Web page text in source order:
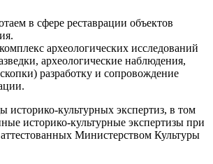
в сфере реставрации объектов
археологических исследований
археологические наблюдения,
разработку и сопровождение
историко-культурных экспертиз, в том
историко-культурные экспертизы при
Министерством Культуры